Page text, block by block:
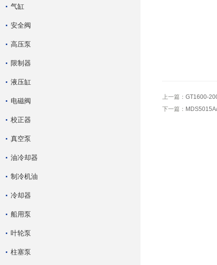
气缸
安全阀
高压泵
限制器
液压缸
电磁阀
校正器
真空泵
油冷却器
制冷机油
冷却器
船用泵
叶轮泵
柱塞泵
上一篇： GT1600-
下一篇：